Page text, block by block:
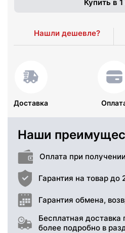
Купить в
Нашли дешевле?
Доставка
Наши
Оплата при получении
Гарантия на товар до
Гарантия обмена,
Бесплатная доставка
более подробно в